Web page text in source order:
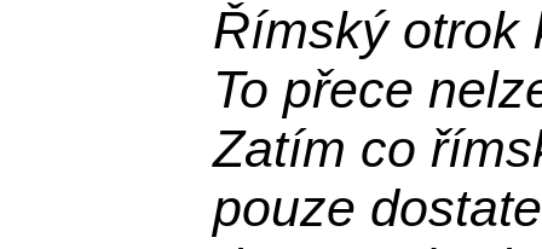
Římský otrok
To přece
Zatím co
pouze